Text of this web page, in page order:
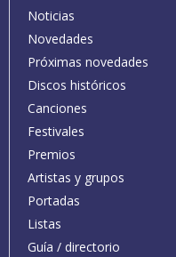
Noticias
Novedades
Próximas novedades
Discos históricos
Canciones
Festivales
Premios
Artistas y grupos
Portadas
Listas
Guía / directorio